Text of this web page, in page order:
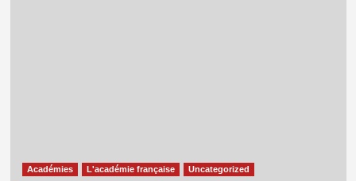
Académies L'académie française Uncategorized